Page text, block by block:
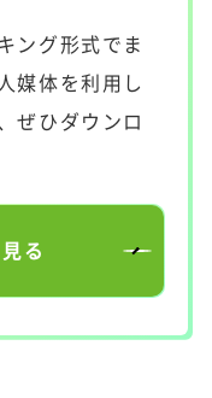
ング形式でま
媒体を利用し
ぜひダウンロ
る